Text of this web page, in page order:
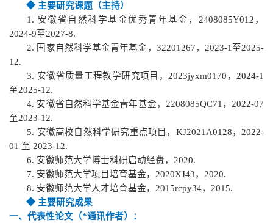
◆ 主要研究课题 （主持）
1. 安徽省自然科学基金优秀青年基金，2408085Y012，
2024-9至2027-8.
2. 国家自然科学基金青年基金 ， 32201267， 2023-1至2025-
12.
3. 安徽省质量工程教学研究项目，2023jyxm0170，2024-1
至2025-12.
4. 安徽省自然科学基金青年基金， 2208085QC71，2022-07
至2023-12.
5. 安徽高校自然科学研究重点项目 ， KJ2021A0128，2022-
01 至 2023-12.
6. 安徽师范大学博士科研启动经费，2020.
7. 安徽师范大学项目培育基金，2020XJ43，2020.
8. 安徽师范大学人才培育基金，2015rcpy34，2015.
◆ 主要研究成果
一、 代表性论文 （*通讯作者）
：